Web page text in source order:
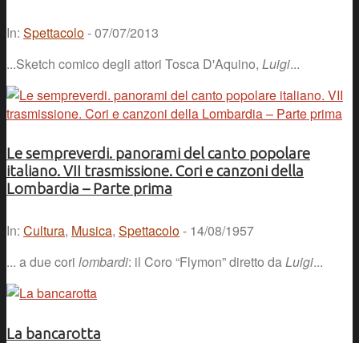
In: Spettacolo- 07/07/2013
...Sketch comico degli attori Tosca D'Aquino, Luigi...
Le sempreverdi. panorami del canto popolare
italiano. VII trasmissione. Cori e canzoni della
Lombardia – Parte prima
In: Cultura, Musica, Spettacolo- 14/08/1957
... a due cori lombardi: il Coro “Flymon” diretto daLuigi...
La bancarotta